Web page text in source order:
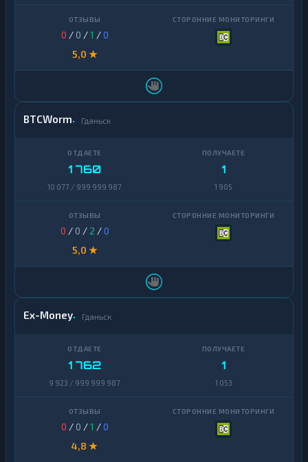
0 / 0 /1 /0
5,0 ★
BTCWorm Гданьск
1 760
10 077 / 999 999 987
1
1 905
0 / 0 / 2 /0
5,0 ★
Ex-Money Гданьск
1 762
9 923 / 999 999 987
1
1 053
0 / 0 /1 /0
4,8 ★